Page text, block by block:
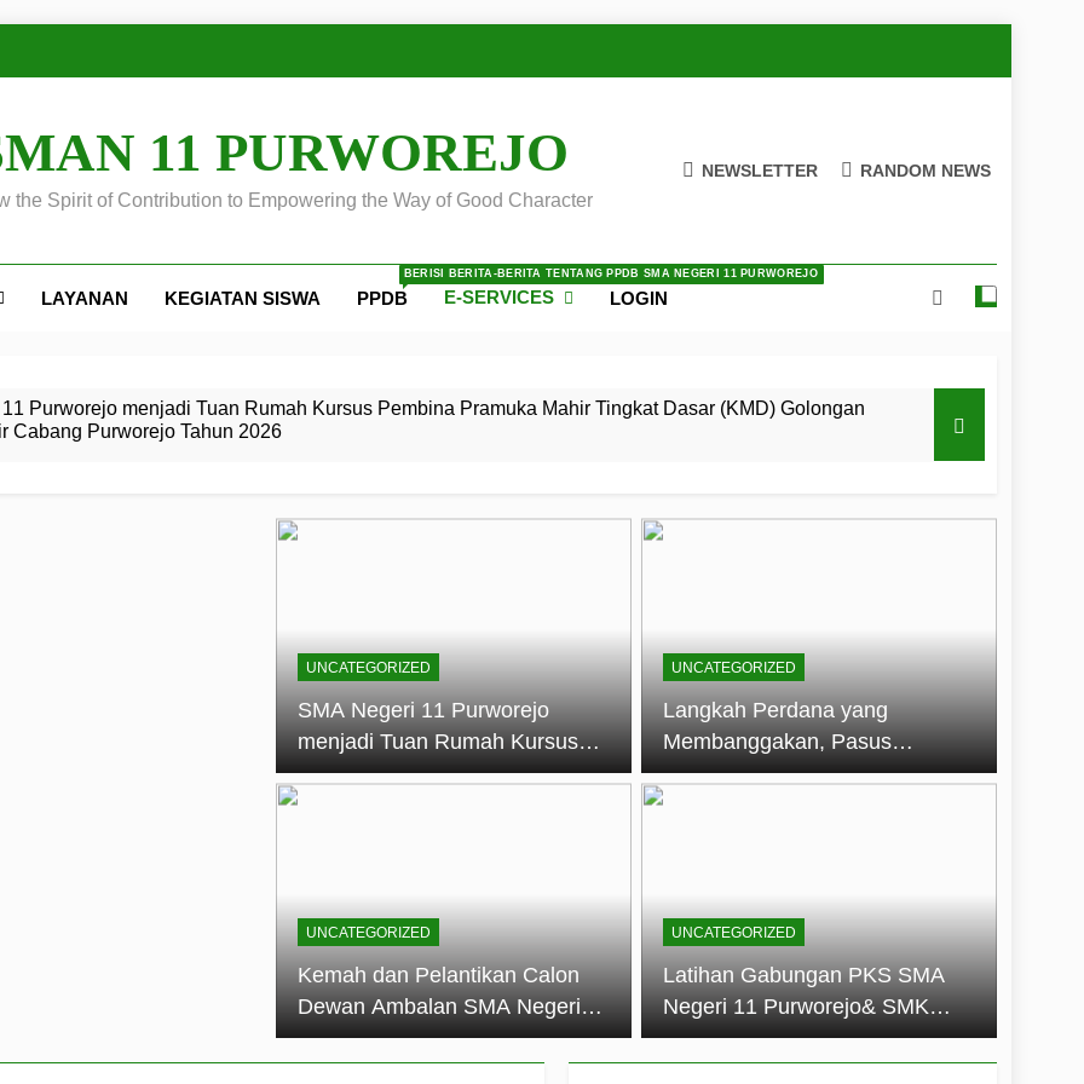
11 PURWOREJO
the Spirit of Contribution to Empowering the Way of Good Character
NEWSLETTER RANDOM NEWS
LAYANAN KEGIATAN SISWA PPDB
BERISI BERITA-BERITA TENTANG PPDB SMA NEGERI 11 PURWOREJO
E-SERVICES LOGIN
Purworejo menjadi Tuan Rumah Kursus Pembina Pramuka Mahir Tingkat Dasar (KMD) Golongan
Cabang Purworejo Tahun 2026
Calon Dewan Ambalan SMA Negeri 11 Purworejo: Membentuk Jiwa Kepemimpinan, Disiplin,
11 Purworejo Sukses Gelar LPBB Jatayudha Open 2 Tahun 2026
Tingkat
Gugus Depan
di LKBB
oleh Pasukan Khusus
11
Negeri 11 Purworejo
menjadi lokasi pelaksanaan
UNCATEGORIZED
SMA Negeri 11 Purworejo
menjadi Tuan Rumah Kursus
Pembina Pramuka Mahir
UNCATEGORIZED
Langkah Perdana yang
Membanggakan, Pasus
Jatayudha Ukir Prestasi di
UNCATEGORIZED
Kemah dan Pelantikan Calon
Dewan Ambalan SMA Negeri
11 Purworejo: Membentuk Jiwa
Kepemimpinan, Disiplin, dan
UNCATEGORIZED
Latihan Gabungan PKS SMA
Negeri 11 Purworejo& SMK
Negeri 6 Purworejo:
Membangun Disiplin,